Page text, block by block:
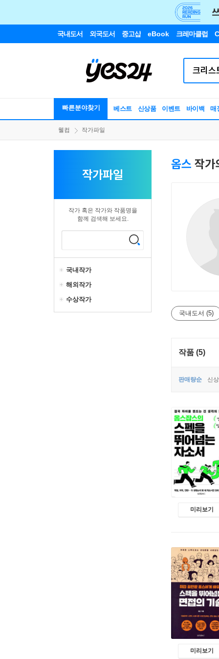
국내도서 외국도서 중고샵 eBook 크레마클럽
빠른분야찾기 베스트 신상품 이벤트 바이백 매
웰컴 작가파일
작가파일
작가 혹은 작가와 작품명을
함께 검색해 보세요.
국내작가
해외작가
수상작가
옴스 작가
국내도서 (5)
작품 (5)
판매량순 신
미리보기
미리보기